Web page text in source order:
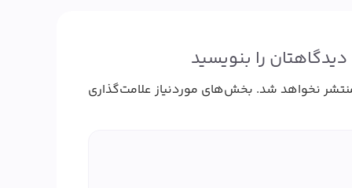
دیدگاهتان را بنویسید
نخواهد شد. بخش‌های موردنیاز علامت‌گذاری